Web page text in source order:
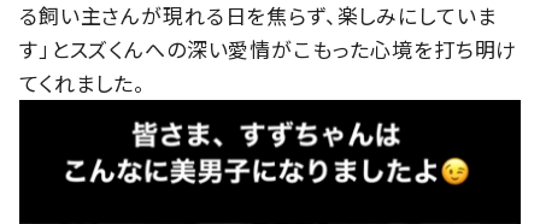
る飼い主さんが現れる日を焦らず、楽しみにしていま
す」とスズくんへの深い愛情がこもった心境を打ち明け
てくれました。